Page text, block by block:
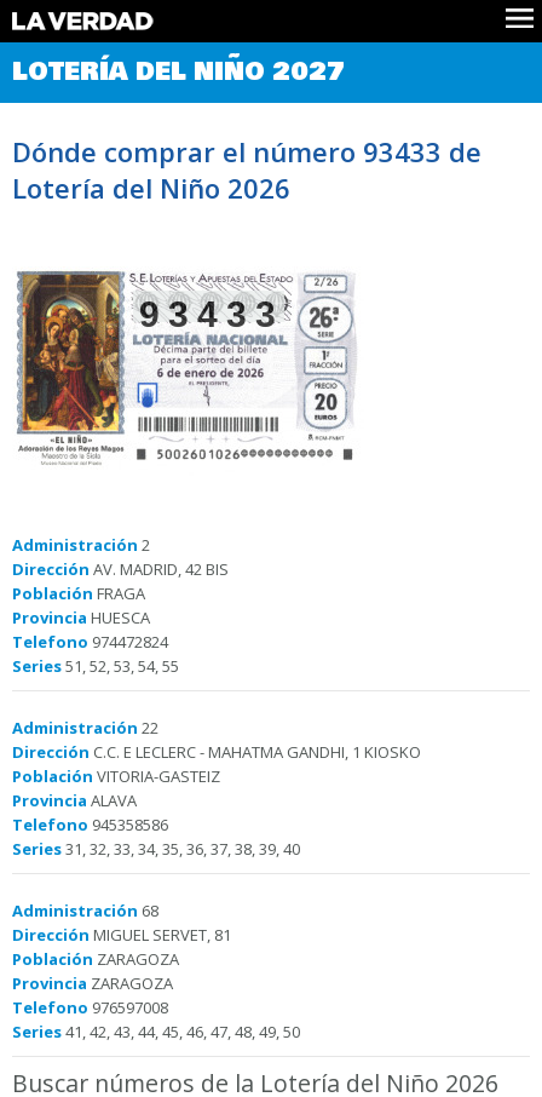
Comprobar Loteria del Niño
Premios
Noticias
Datos
LOTERÍA DEL NIÑO 2027
Dónde comprar el número 93433 de
Lotería del Niño 2026
93433
Administración 2
Dirección AV. MADRID, 42 BIS
Población FRAGA
Provincia HUESCA
Telefono 974472824
Series51, 52, 53, 54, 55
Administración 22
Dirección C.C. E LECLERC - MAHATMA GANDHI, 1 KIOSKO
Población VITORIA-GASTEIZ
Provincia ALAVA
Telefono 945358586
Series31, 32, 33, 34, 35, 36, 37, 38, 39, 40
Administración 68
Dirección MIGUEL SERVET, 81
Población ZARAGOZA
Provincia ZARAGOZA
Telefono 976597008
Series41, 42, 43, 44, 45, 46, 47, 48, 49, 50
Buscar números de la Lotería del Niño 2026